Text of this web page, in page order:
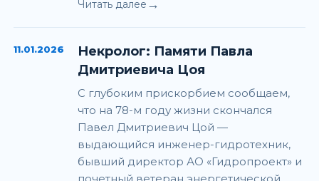
Читать далее →
11.01.2026
Некролог: Памяти Павла
Дмитриевича Цоя
С глубоким прискорбием сообщаем,
что на 78-м году жизни скончался
Павел Дмитриевич Цой —
выдающийся инженер-гидротехник,
бывший директор АО «Гидропроект» и